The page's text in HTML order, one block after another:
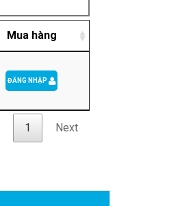
Mua hàng
ĐĂNG NHẬP
1 Next